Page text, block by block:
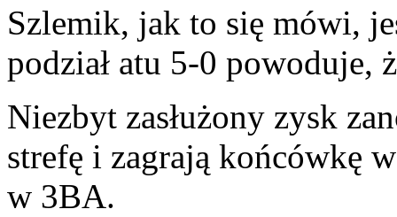
Szlemik, jak to się mówi,
podział atu 5-0 powoduje,
Niezbyt zasłużony zysk
strefę i zagrają końcówkę
w 3BA.